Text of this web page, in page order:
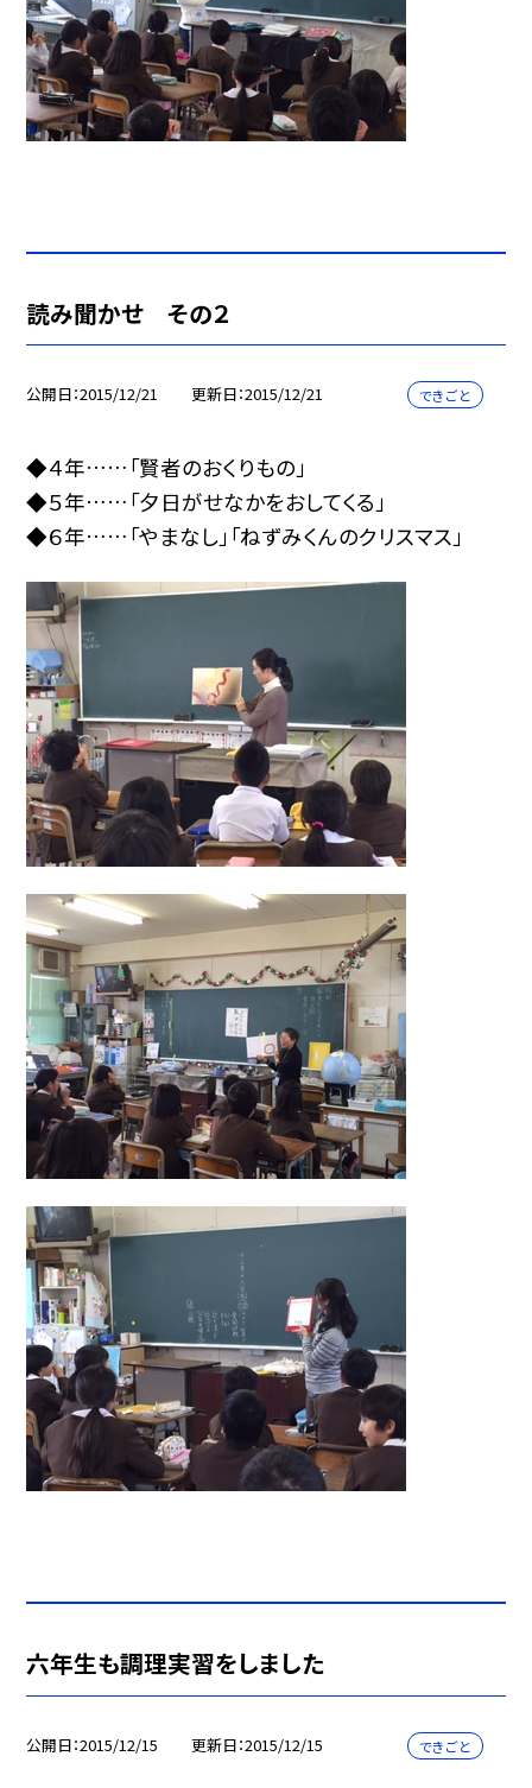
読み聞かせ その２
公開日 2015/12/21 更新日 2015/12/21 できごと
◆４年……「賢者のおくりもの」
◆５年……「夕日がせなかをおしてくる」
◆６年……「やまなし」「ねずみくんのクリスマス」
六年生も調理実習をしました
公開日 2015/12/15 更新日 2015/12/15 できごと